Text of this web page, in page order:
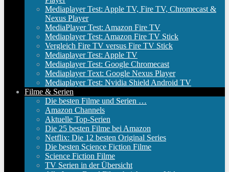
Mediaplayer Test: Apple TV, Fire TV, Chromecast &
Nexus Player
MediaPlayer Test: Amazon Fire TV
Mediaplayer Test: Amazon Fire TV Stick
Vergleich Fire TV versus Fire TV Stick
Mediaplayer Test: Apple TV
Mediaplayer Test: Google Chromecast
Mediaplayer Text: Google Nexus Player
Mediaplayer Test: Nvidia Shield Android TV
Filme & Serien
Die besten Filme und Serien …
Amazon Channels
Aktuelle Top-Serien
Die 25 besten Filme bei Amazon
Netflix: Die 12 besten Original Series
Die besten Science Fiction Filme
Science Fiction Filme
TV Serien in der Übersicht